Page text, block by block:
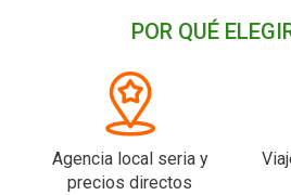
POR QUÉ
Agencia local seria y
precios directos